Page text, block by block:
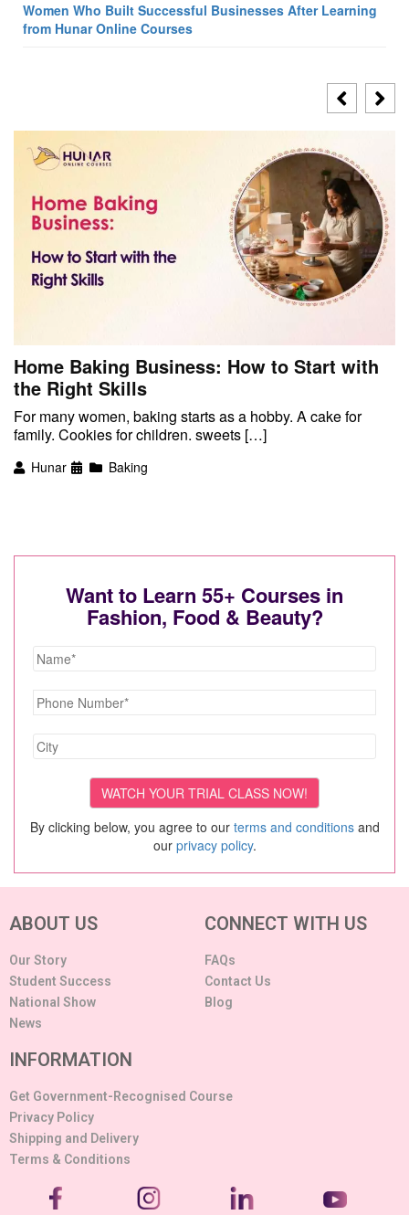
Women Who Built Successful Businesses After Learning
from Hunar Online Courses
Home Baking Business: How to Start with
the Right Skills
For many women, baking starts as a hobby. A cake for
family. Cookies for children. sweets […]
Hunar Baking
Want to Learn 55+ Courses in
Fashion, Food & Beauty?
By clicking below, you agree to our terms and conditionsand
our privacy policy.
ABOUT US
Our Story
Student Success
National Show
News
CONNECT WITH US
FAQs
Contact Us
Blog
INFORMATION
Get Government-Recognised Course
Privacy Policy
Shipping and Delivery
Terms & Conditions